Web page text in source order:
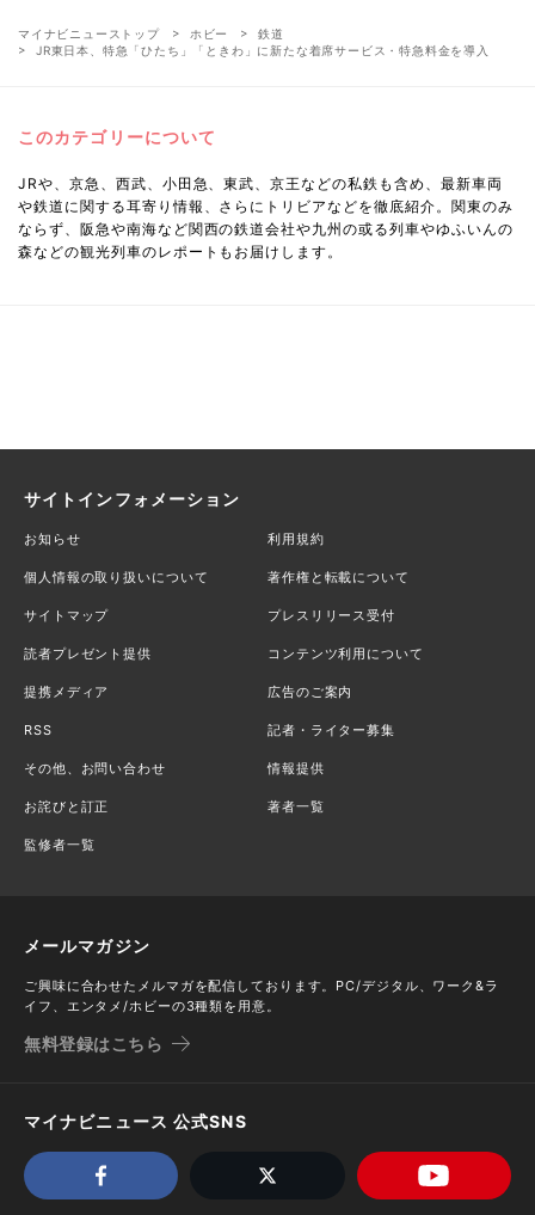
マイナビニューストップ ホビー
鉄道
JR東日本、特急「ひたち」「ときわ」に新たな着席サービス・特急料金を導入
このカテゴリーについて
JRや、京急、西武、小田急、東武、京王などの私鉄も含め、最新車両
や鉄道に関する耳寄り情報、さらにトリビアなどを徹底紹介。関東のみ
ならず、阪急や南海など関西の鉄道会社や九州の或る列車やゆふいんの
森などの観光列車のレポートもお届けします。
サイトインフォメーション
お知らせ 利用規約
個人情報の取り扱いについて 著作権と転載について
サイトマップ プレスリリース受付
読者プレゼント提供 コンテンツ利用について
提携メディア 広告のご案内
RSS 記者・ライター募集
その他、お問い合わせ 情報提供
お詫びと訂正 著者一覧
監修者一覧
メールマガジン
ご興味に合わせたメルマガを配信しております。PC/デジタル、ワーク&ラ
イフ、エンタメ/ホビーの3種類を用意。
無料登録はこちら
マイナビニュース 公式SNS